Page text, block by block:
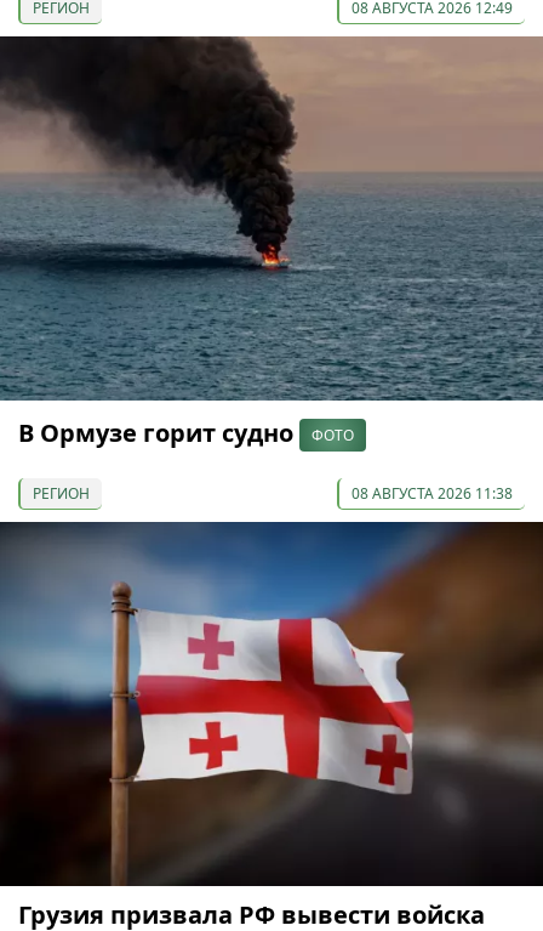
РЕГИОН 08 АВГУСТА 2026 12:49
В Ормузе горит судно ФОТО
РЕГИОН 08 АВГУСТА 2026 11:38
Грузия призвала РФ вывести войска